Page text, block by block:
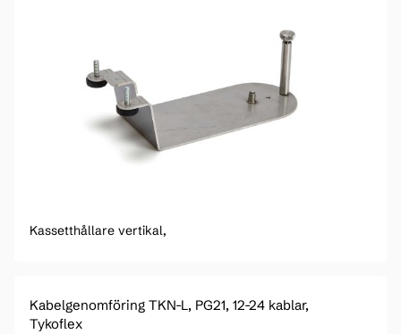
Kassetthållare vertikal,
Kabelgenomföring TKN-L, PG21, 12-24 kablar,
Tykoflex